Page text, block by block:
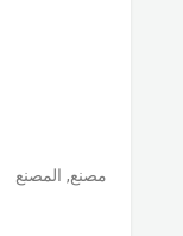
مصنع, المصنع